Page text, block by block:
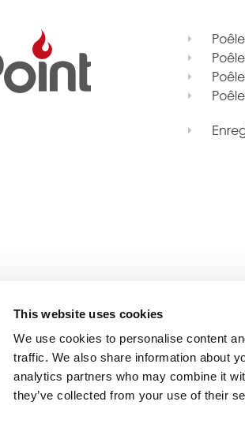
This website uses cookies
We use cookies to personalise content
traffic. We also share information about
analytics partners who may combine it
they’ve collected from your use of their